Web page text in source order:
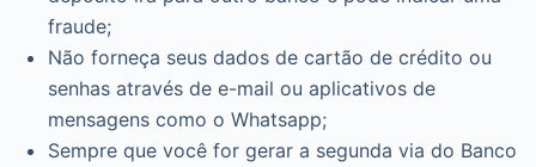
fraude;
Não forneça seus dados de cartão de crédito ou
senhas através de e-mail ou aplicativos de
mensagens como o Whatsapp;
Sempre que você for gerar a segunda via do Banco